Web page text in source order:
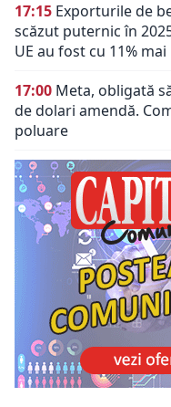
17:15 Exporturile de
scăzut puternic în
UE au fost cu 11%
17:00 Meta, obligată
de dolari amendă.
poluare